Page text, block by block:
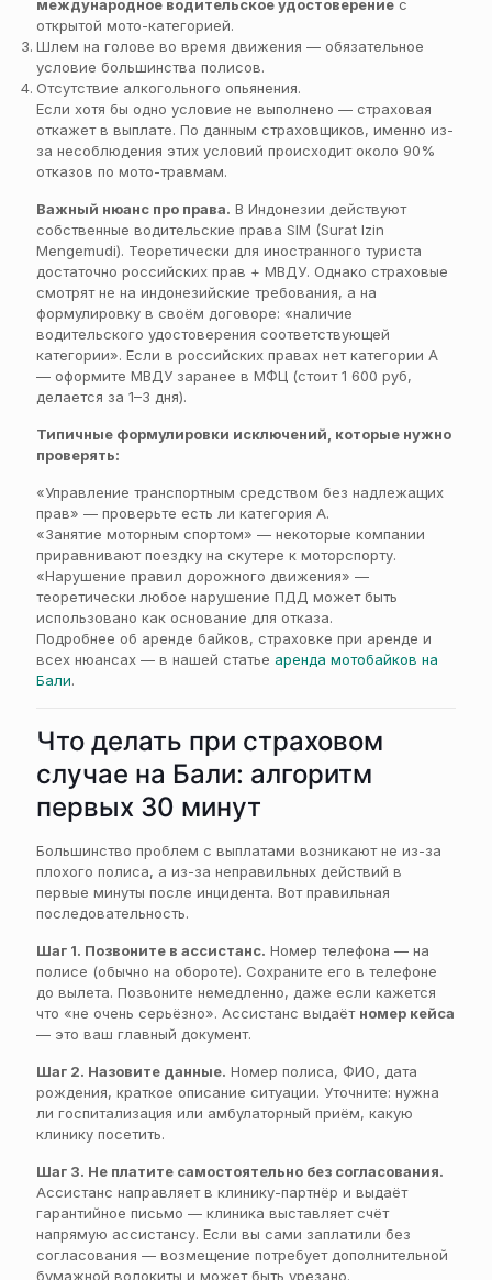
международное водительское удостоверение с
открытой мото-категорией.
Шлем на голове во время движения — обязательное
условие большинства полисов.
Отсутствие алкогольного опьянения.
Если хотя бы одно условие не выполнено — страховая
откажет в выплате. По данным страховщиков, именно из-
за несоблюдения этих условий происходит около 90%
отказов по мото-травмам.
Важный нюанс про права. В Индонезии действуют
собственные водительские права SIM (Surat Izin
Mengemudi). Теоретически для иностранного туриста
достаточно российских прав + МВДУ. Однако страховые
смотрят не на индонезийские требования, а на
формулировку в своём договоре: «наличие
водительского удостоверения соответствующей
категории». Если в российских правах нет категории А
— оформите МВДУ заранее в МФЦ (стоит 1 600 руб,
делается за 1–3 дня).
Типичные формулировки исключений, которые нужно
проверять:
«Управление транспортным средством без надлежащих
прав» — проверьте есть ли категория А.
«Занятие моторным спортом» — некоторые компании
приравнивают поездку на скутере к моторспорту.
«Нарушение правил дорожного движения» —
теоретически любое нарушение ПДД может быть
использовано как основание для отказа.
Подробнее об аренде байков, страховке при аренде и
всех нюансах — в нашей статье аренда мотобайков на
Бали.
Что делать при страховом
случае на Бали: алгоритм
первых 30 минут
Большинство проблем с выплатами возникают не из-за
плохого полиса, а из-за неправильных действий в
первые минуты после инцидента. Вот правильная
последовательность.
Шаг 1. Позвоните в ассистанс. Номер телефона — на
полисе (обычно на обороте). Сохраните его в телефоне
до вылета. Позвоните немедленно, даже если кажется
что «не очень серьёзно». Ассистанс выдаёт номер кейса
— это ваш главный документ.
Шаг 2. Назовите данные. Номер полиса, ФИО, дата
рождения, краткое описание ситуации. Уточните: нужна
ли госпитализация или амбулаторный приём, какую
клинику посетить.
Шаг 3. Не платите самостоятельно без согласования.
Ассистанс направляет в клинику-партнёр и выдаёт
гарантийное письмо — клиника выставляет счёт
напрямую ассистансу. Если вы сами заплатили без
согласования — возмещение потребует дополнительной
бумажной волокиты и может быть урезано.